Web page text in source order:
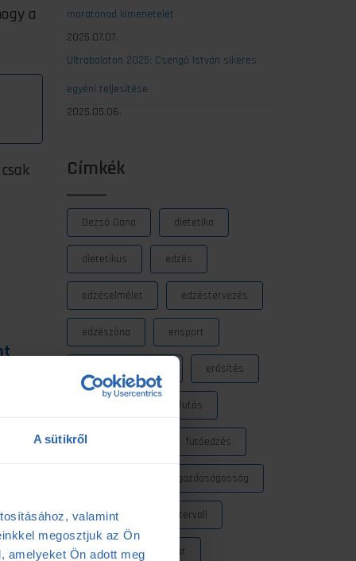
A sütikről
valamint
megosztjuk az Ön
amelyeket Ön adott meg
a
maratonod kimenetelét
2025.07.07.
Ultrabalaton 2025: Csengő István sikeres
egyéni teljesítése
2025.05.06.
Címkék
Dezső Dana dietetika
dietetikus edzés
edzéselmélet edzéstervezés
edzészóna ensport
erősítés
futás
futásdinamika futóedzés
gazdaságosság
gyógytorna intervall
kerékpár laktát